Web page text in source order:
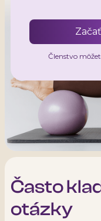
Členstvo
Často
otázky